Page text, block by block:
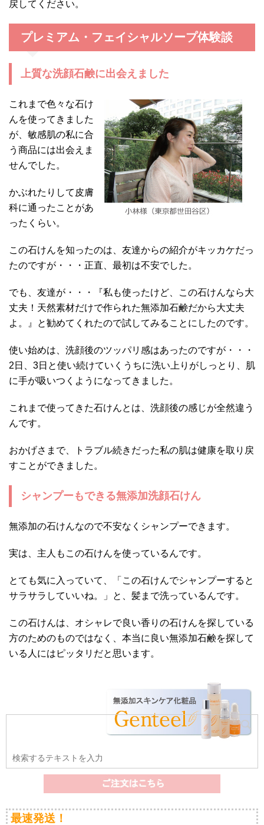
戻してください。
プレミアム・フェイシャルソープ体験談
上質な洗顔石鹸に出会えました
これまで色々な石け
んを使ってきました
が、敏感肌の私に合
う商品には出会えま
せんでした。
かぶれたりして皮膚
科に通ったことがあ
ったくらい。
この石けんを知ったのは、友達からの紹介がキッカケだっ
たのですが・・・正直、最初は不安でした。
でも、友達が・・・『私も使ったけど、この石けんなら大
丈夫！天然素材だけで作られた無添加石鹸だから大丈夫
よ。』と勧めてくれたので試してみることにしたのです。
使い始めは、洗顔後のツッパリ感はあったのですが・・・
2日、3日と使い続けていくうちに洗い上りがしっとり、肌
に手が吸いつくようになってきました。
これまで使ってきた石けんとは、洗顔後の感じが全然違う
んです。
おかげさまで、トラブル続きだった私の肌は健康を取り戻
すことができました。
シャンプーもできる無添加洗顔石けん
無添加の石けんなので不安なくシャンプーできます。
実は、主人もこの石けんを使っているんです。
とても気に入っていて、「この石けんでシャンプーすると
サラサラしていいね。」と、髪まで洗っているんです。
この石けんは、オシャレで良い香りの石けんを探している
方のためのものではなく、本当に良い無添加石鹸を探して
いる人にはピッタリだと思います。
最速発送！